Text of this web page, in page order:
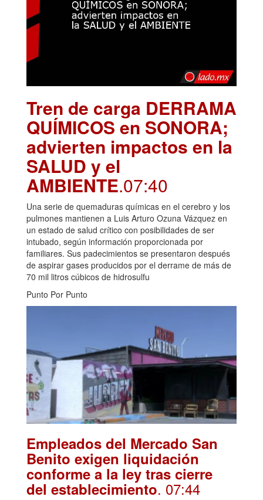
Tren de carga DERRAMA
QUÍMICOS en SONORA;
advierten impactos en la
SALUD y el
AMBIENTE.07:40
Una serie de quemaduras químicas en el cerebro y los
pulmones mantienen a Luis Arturo Ozuna Vázquez en
un estado de salud crítico con posibilidades de ser
intubado, según información proporcionada por
familiares. Sus padecimientos se presentaron después
de aspirar gases producidos por el derrame de más de
70 mil litros cúbicos de hidrosulfu
Punto Por Punto
Empleados del Mercado San
Benito exigen liquidación
conforme a la ley tras cierre
del establecimiento. 07:44